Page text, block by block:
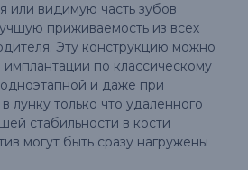
или видимую часть зубов
приживаемость из всех
Эту конструкцию можно
имплантации по классическому
и даже при
лунку только что удаленного
стабильности в кости
могут быть сразу нагружены